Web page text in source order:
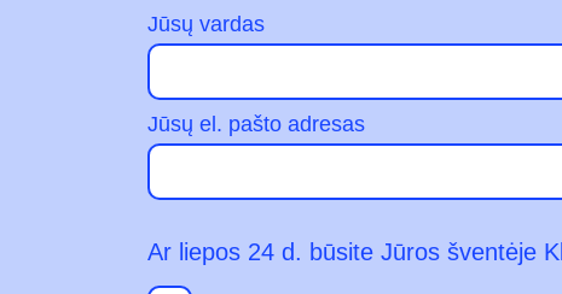
Jūsų vardas
Jūsų el. pašto adresas
Ar liepos 24 d. būsite Jūros šventėje